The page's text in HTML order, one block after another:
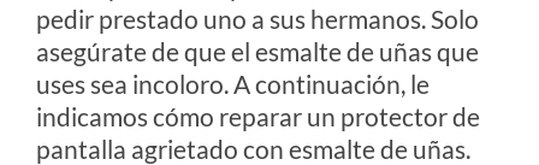
pedir prestado uno a sus hermanos. Solo
asegúrate de que el esmalte de uñas que
uses sea incoloro. A continuación, le
indicamos cómo reparar un protector de
pantalla agrietado con esmalte de uñas.